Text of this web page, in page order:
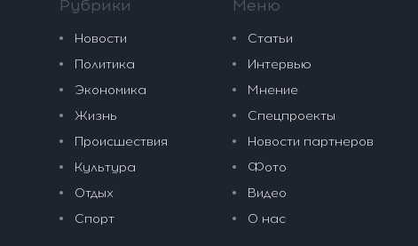
Рубрики
Новости
Политика
Экономика
Жизнь
Происшествия
Культура
Отдых
Спорт
Меню
Статьи
Интервью
Мнение
Спецпроекты
Новости партнеров
Фото
Видео
О нас